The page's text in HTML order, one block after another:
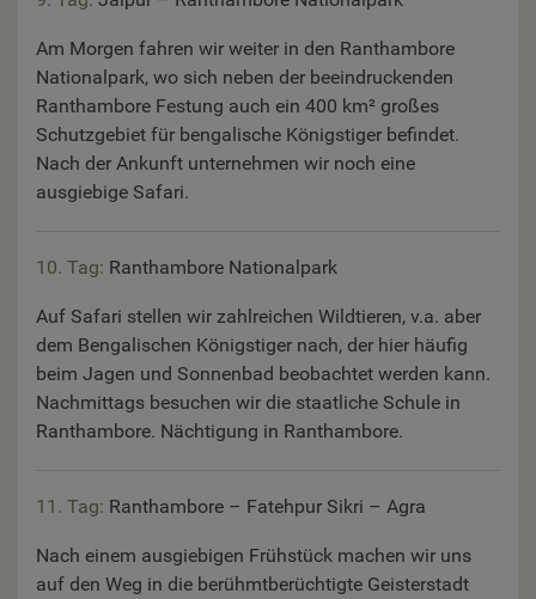
Am Morgen fahren wir weiter in den Ranthambore
Nationalpark, wo sich neben der beeindruckenden
Ranthambore Festung auch ein 400 km² großes
Schutzgebiet für bengalische Königstiger befindet.
Nach der Ankunft unternehmen wir noch eine
ausgiebige Safari.
10. Tag: Ranthambore Nationalpark
Auf Safari stellen wir zahlreichen Wildtieren, v.a. aber
dem Bengalischen Königstiger nach, der hier häufig
beim Jagen und Sonnenbad beobachtet werden kann.
Nachmittags besuchen wir die staatliche Schule in
Ranthambore. Nächtigung in Ranthambore.
11. Tag: Ranthambore – Fatehpur Sikri – Agra
Nach einem ausgiebigen Frühstück machen wir uns
auf den Weg in die berühmtberüchtigte Geisterstadt